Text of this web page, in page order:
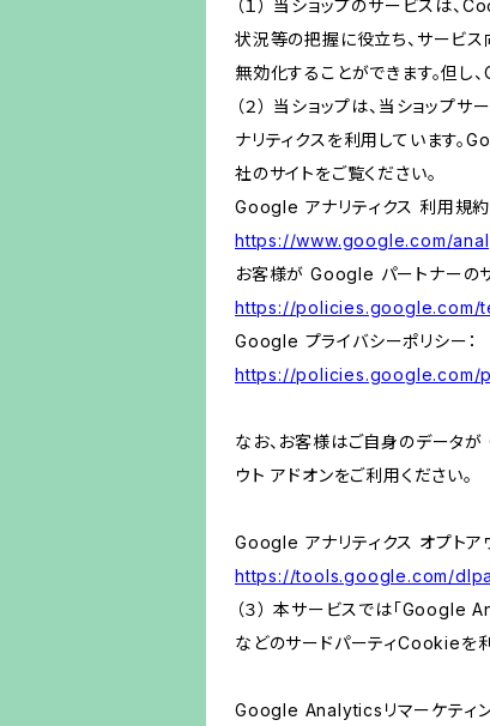
（１） 当ショップのサービスは
状況等の把握に役立ち、サービ
無効化することができます。但し
（２） 当ショップは、当ショッ
ナリティクスを利用しています。
社のサイトをご覧ください。
Google アナリティクス 利用規約
https://www.google.com/
お客様が Google パートナーの
https://policies.google.com/
Google プライバシーポリシー：
https://policies.google.com/
なお、お客様はご自身のデータ
ウト アドオンをご利用ください。
Google アナリティクス オプトア
https://tools.google.com/
（３） 本サービスでは「
などのサードパーティCookieを利
Google Analyticsリマーケティ